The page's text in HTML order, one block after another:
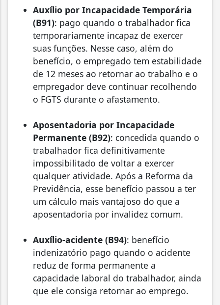
Auxílio por Incapacidade Temporária
(B91): pago quando o trabalhador fica
temporariamente incapaz de exercer
suas funções. Nesse caso, além do
benefício, o empregado tem estabilidade
de 12 meses ao retornar ao trabalho e o
empregador deve continuar recolhendo
o FGTS durante o afastamento.
Aposentadoria por Incapacidade
Permanente (B92): concedida quando o
trabalhador fica definitivamente
impossibilitado de voltar a exercer
qualquer atividade. Após a Reforma da
Previdência, esse benefício passou a ter
um cálculo mais vantajoso do que a
aposentadoria por invalidez comum.
Auxílio-acidente (B94): benefício
indenizatório pago quando o acidente
reduz de forma permanente a
capacidade laboral do trabalhador, ainda
que ele consiga retornar ao emprego.